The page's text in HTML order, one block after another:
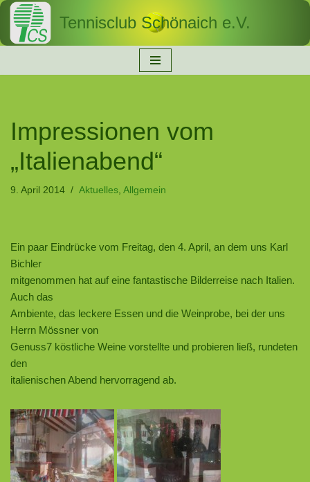
Zum
Tennisclub Schönaich e.V.
Impressionen vom
„Italienabend“
9. April 2014 Aktuelles, Allgemein
Ein paar Eindrücke vom Freitag, den 4. April, an dem uns Karl
Bichler
mitgenommen hat auf eine fantastische Bilderreise nach Italien.
Auch das
Ambiente, das leckere Essen und die Weinprobe, bei der uns
Herrn Mössner von
Genuss7 köstliche Weine vorstellte und probieren ließ, rundeten
den
italienischen Abend hervorragend ab.